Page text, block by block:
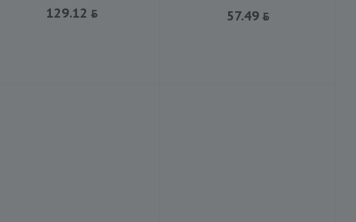
129.12 57.49